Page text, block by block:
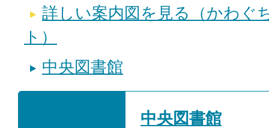
詳しい案内図を見る（かわぐ
ト）
中央図書館
中央図書館